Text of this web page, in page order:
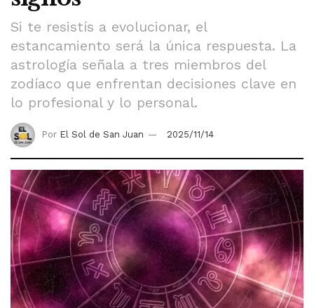
Si te resistís a evolucionar, el
estancamiento será la única respuesta. La
astrología señala a tres miembros del
zodíaco que enfrentan decisiones clave en
lo profesional y lo personal.
Por El Sol de San Juan 2025/11/14